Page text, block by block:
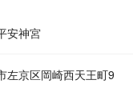
安神宮
左京区岡崎西天王町9